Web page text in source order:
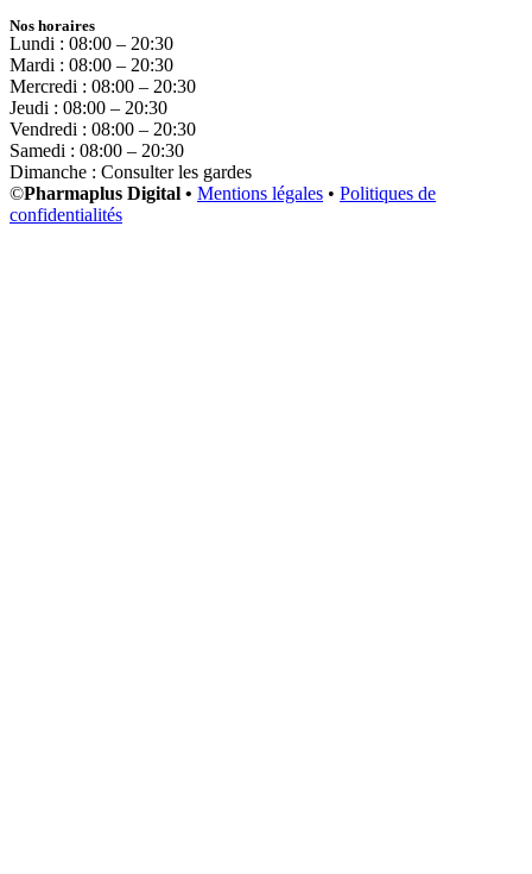
Nos horaires
Lundi : 08:00 – 20:30
Mardi : 08:00 – 20:30
Mercredi : 08:00 – 20:30
Jeudi : 08:00 – 20:30
Vendredi : 08:00 – 20:30
Samedi : 08:00 – 20:30
Dimanche : Consulter les gardes
©Pharmaplus Digital • Mentions légales • Politiques de
confidentialités